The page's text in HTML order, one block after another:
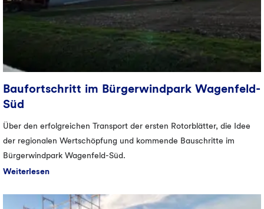
Baufortschritt im Bürgerwindpark Wagenfeld-
Süd
Über den erfolgreichen Transport der ersten Rotorblätter, die Idee
der regionalen Wertschöpfung und kommende Bauschritte im
Bürgerwindpark Wagenfeld-Süd.
Weiterlesen